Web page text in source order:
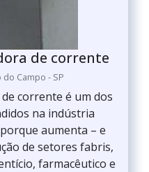
de corrente
Campo - SP
corrente é um dos
na indústria
aumenta – e
de setores fabris,
farmacêutico e